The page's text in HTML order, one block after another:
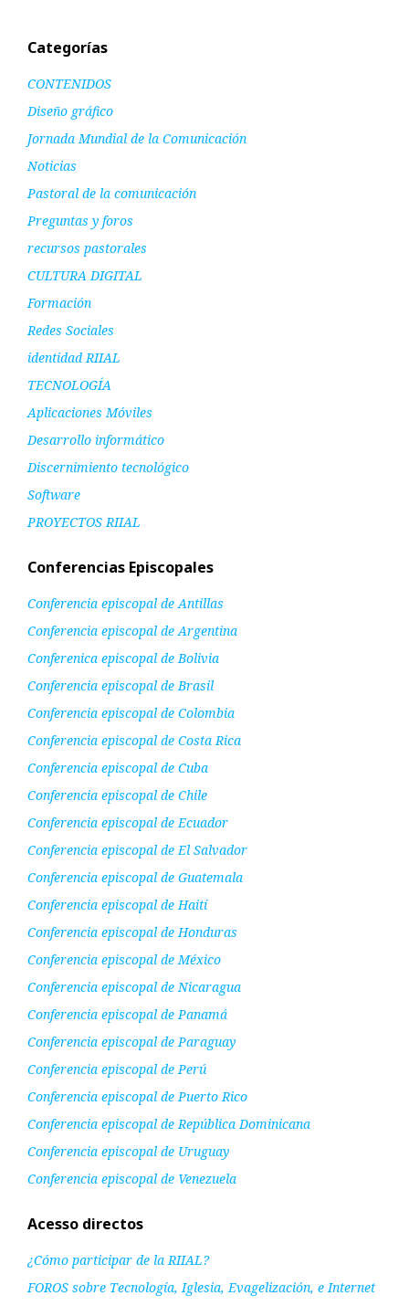
Categorías
CONTENIDOS
Diseño gráfico
Jornada Mundial de la Comunicación
Noticias
Pastoral de la comunicación
Preguntas y foros
recursos pastorales
CULTURA DIGITAL
Formación
Redes Sociales
identidad RIIAL
TECNOLOGÍA
Aplicaciones Móviles
Desarrollo informático
Discernimiento tecnológico
Software
PROYECTOS RIIAL
Conferencias Episcopales
Conferencia episcopal de Antillas
Conferencia episcopal de Argentina
Conferenica episcopal de Bolivia
Conferencia episcopal de Brasil
Conferencia episcopal de Colombia
Conferencia episcopal de Costa Rica
Conferencia episcopal de Cuba
Conferencia episcopal de Chile
Conferencia episcopal de Ecuador
Conferencia episcopal de El Salvador
Conferencia episcopal de Guatemala
Conferencia episcopal de Haití
Conferencia episcopal de Honduras
Conferencia episcopal de México
Conferencia episcopal de Nicaragua
Conferencia episcopal de Panamá
Conferencia episcopal de Paraguay
Conferencia episcopal de Perú
Conferencia episcopal de Puerto Rico
Conferencia episcopal de República Dominicana
Conferencia episcopal de Uruguay
Conferencia episcopal de Venezuela
Acesso directos
¿Cómo participar de la RIIAL?
FOROS sobre Tecnología, Iglesia, Evagelización, e Internet